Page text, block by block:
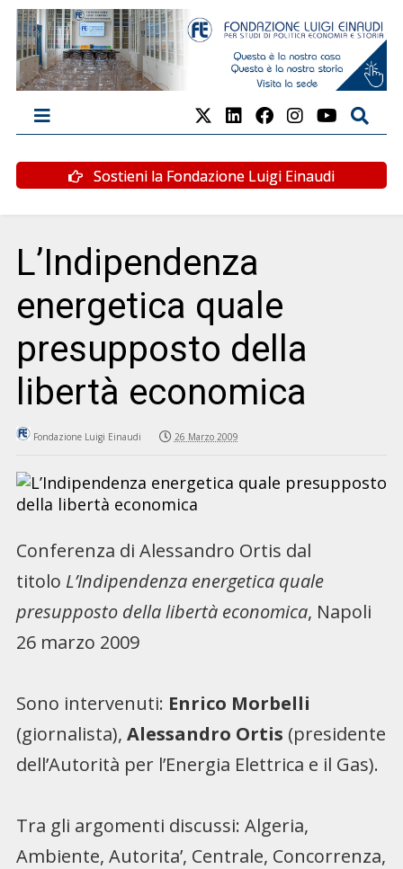
Sostieni la Fondazione Luigi Einaudi
L’Indipendenza
energetica quale
presupposto della
libertà economica
Fondazione Luigi Einaudi 26 Marzo 2009
Conferenza di Alessandro Ortis dal
titolo L’Indipendenza energetica quale
presupposto della libertà economica, Napoli
26 marzo 2009
Sono intervenuti: Enrico Morbelli
(giornalista), Alessandro Ortis (presidente
dell’Autorità per l’Energia Elettrica e il Gas).
Tra gli argomenti discussi: Algeria,
Ambiente, Autorita’, Centrale, Concorrenza,